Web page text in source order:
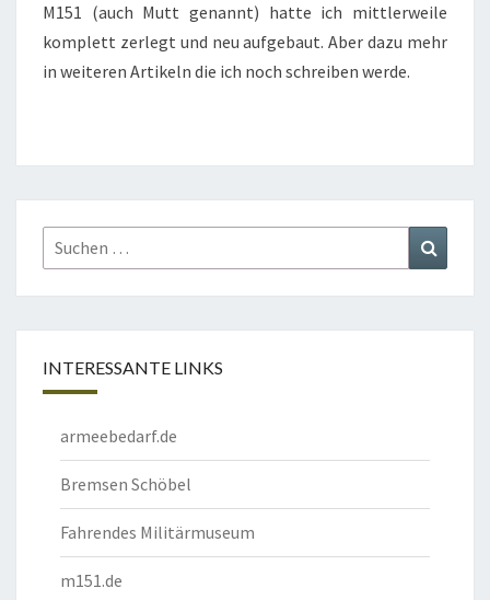
M151 (auch Mutt genannt) hatte ich mittlerweile
komplett zerlegt und neu aufgebaut. Aber dazu mehr
in weiteren Artikeln die ich noch schreiben werde.
Suchen
nach:
INTERESSANTE LINKS
armeebedarf.de
Bremsen Schöbel
Fahrendes Militärmuseum
m151.de